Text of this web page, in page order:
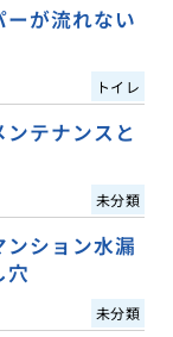
が流れない
トイレ
テナンスと
未分類
ンション水漏
穴
未分類